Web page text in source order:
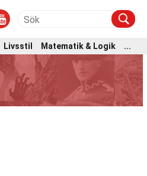
Livsstil Matematik & Logik
...